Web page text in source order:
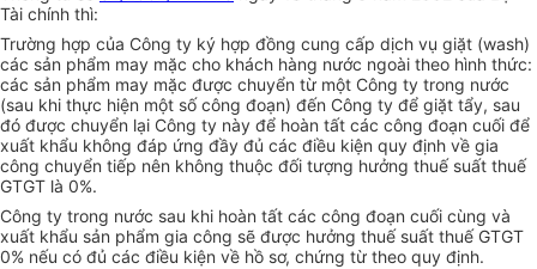
Tài chính thì:
Trường hợp của Công ty ký hợp đồng cung cấp dịch vụ giặt (wash)
các sản phẩm may mặc cho khách hàng nước ngoài theo hình thức:
các sản phẩm may mặc được chuyển từ một Công ty trong nước
(sau khi thực hiện một số công đoạn) đến Công ty để giặt tẩy, sau
đó được chuyển lại Công ty này để hoàn tất các công đoạn cuối để
xuất khẩu không đáp ứng đầy đủ các điều kiện quy định về gia
công chuyển tiếp nên không thuộc đối tượng hưởng thuế suất thuế
GTGT là 0%.
Công ty trong nước sau khi hoàn tất các công đoạn cuối cùng và
xuất khẩu sản phẩm gia công sẽ được hưởng thuế suất thuế GTGT
0% nếu có đủ các điều kiện về hồ sơ, chứng từ theo quy định.